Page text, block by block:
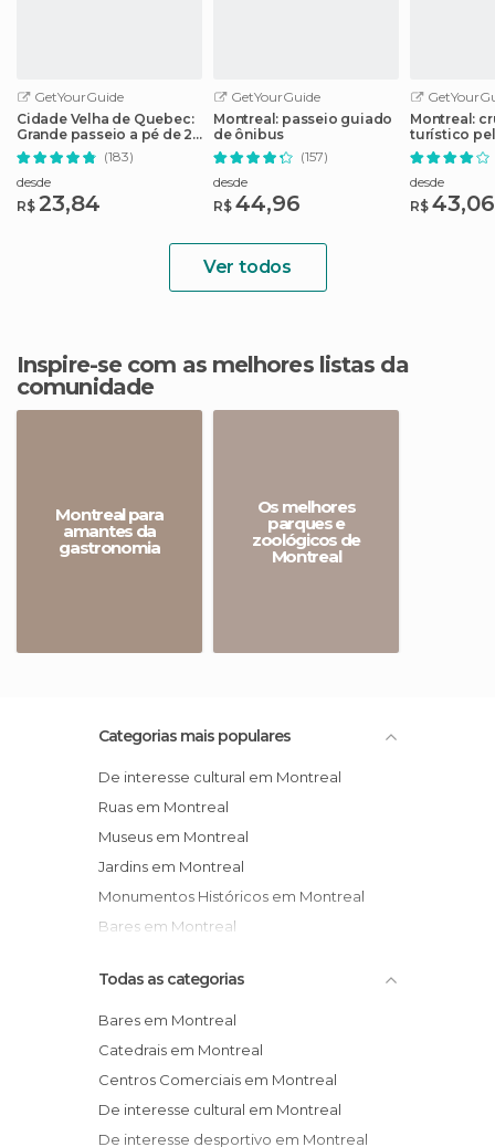
GetYourGuide
Cidade Velha de Quebec:
Grande passeio a pé de 2
horas
(183)
desde
R$ 23,84
GetYourGuide
Montreal: passeio guiado
de ônibus
(157)
desde
R$ 44,96
Montreal:
turístico
Lawrence
desde
R$ 43,06
Ver todos
Inspire-se com as melhores listas da
comunidade
Montreal para
amantes da
gastronomia
Os melhores
parques e
zoológicos de
Montreal
Categorias mais populares
De interesse cultural em Montreal
Ruas em Montreal
Museus em Montreal
Jardins em Montreal
Monumentos Históricos em Montreal
Bares em Montreal
Todas as categorias
Bares em Montreal
Catedrais em Montreal
Centros Comerciais em Montreal
De interesse cultural em Montreal
De interesse desportivo em Montreal